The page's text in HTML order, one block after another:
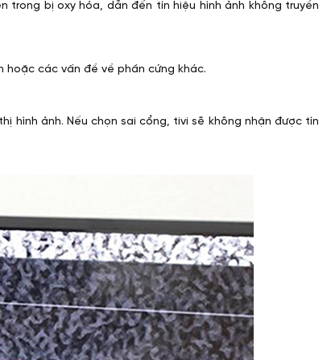
bị oxy hóa, dẫn đến tín hiệu hình ảnh không truyền
các vấn đề về phần cứng khác.
hình ảnh. Nếu chọn sai cổng, tivi sẽ không nhận được tín